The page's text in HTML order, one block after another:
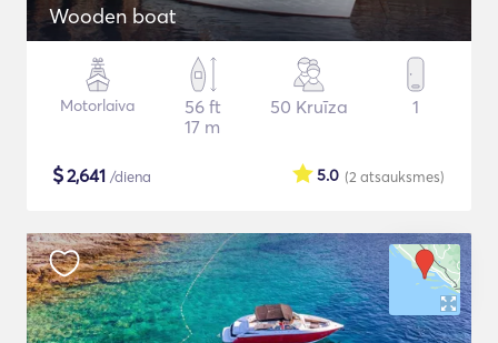
Wooden boat
Motorlaiva
56 ft
17 m
50 Kruīza 1
$2,641 /diena (2 atsauksmes)
5.0